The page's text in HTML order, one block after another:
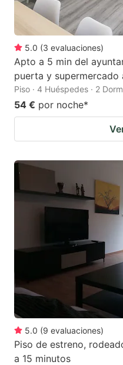
5.0 (3 evaluaciones)
Apto a 5 min del
puerta y supermercado
Piso · 4 Huéspedes · 2
54 € por noche*
5.0 (9 evaluaciones)
Piso de estreno,
a 15 minutos